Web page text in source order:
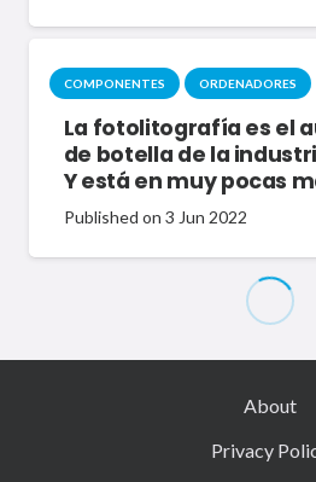
COMPONENTES ORDENADORES
La fotolitografía es el
de botella de la
Y está en muy pocas
Published on 3 Jun 2022
About
Privacy